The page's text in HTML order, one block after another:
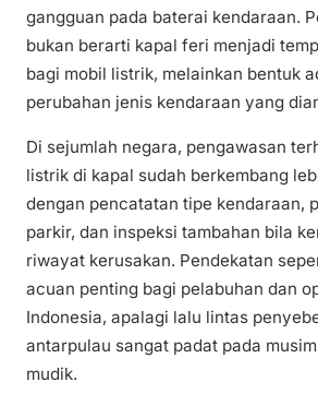
gangguan pada baterai kendaraan.
bukan berarti kapal feri menjadi
bagi mobil listrik, melainkan bentuk
perubahan jenis kendaraan yang
Di sejumlah negara, pengawasan
listrik di kapal sudah berkembang
dengan pencatatan tipe kendaraan,
parkir, dan inspeksi tambahan bila
riwayat kerusakan. Pendekatan
acuan penting bagi pelabuhan dan
Indonesia, apalagi lalu lintas
antarpulau sangat padat pada
mudik.